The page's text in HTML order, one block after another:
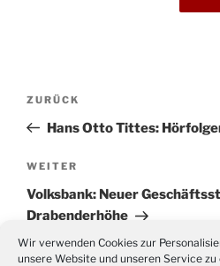
Wir verwenden Cookies zur
unsere Website und unseren Service
Beitragsnavigation
Vorheriger
Beitrag
ZURÜCK
Hans Otto Tittes:
Nächster
Beitrag
WEITER
Volksbank: Neuer
Drabenderhöhe